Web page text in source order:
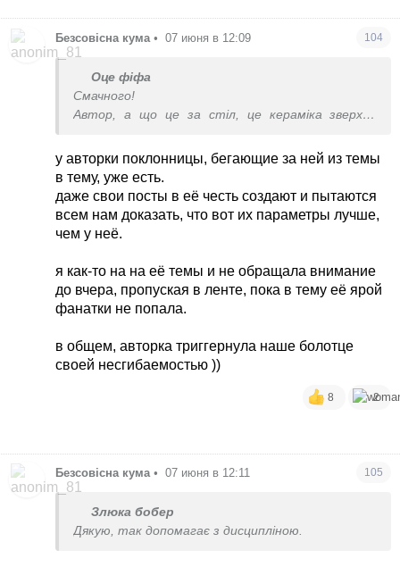
Безсовісна кума • 07 июня в 12:09 104
Оце фіфа
Смачного!
Автор, а що це за стіл, це кераміка зверху?
П.с. захоплююсь вашій витримці у темі:)
у авторки поклонницы, бегающие за ней из темы
в тему, уже есть.
даже свои посты в её честь создают и пытаются
всем нам доказать, что вот их параметры лучше,
чем у неё.
я как-то на на её темы и не обращала внимание
до вчера, пропуская в ленте, пока в тему её ярой
фанатки не попала.
в общем, авторка триггернула наше болотце
своей несгибаемостью ))
8 2
Безсовісна кума • 07 июня в 12:11 105
Злюка бобер
Дякую, так допомагає з дисципліною.